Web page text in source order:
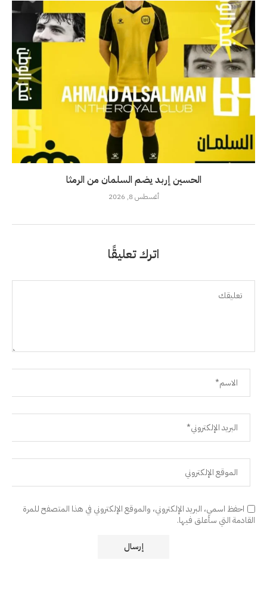
الحسين إربد يضم السلمان من الرمثا
أغسطس 8, 2026
اترك تعليقًا
احفظ اسمي، البريد الإلكتروني، والموقع الإلكتروني في هذا المتصفح للمرة
القادمة التي سأعلق فيها.